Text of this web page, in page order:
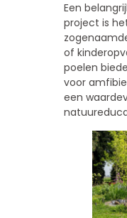
Een
project is
of
poelen
voor
een